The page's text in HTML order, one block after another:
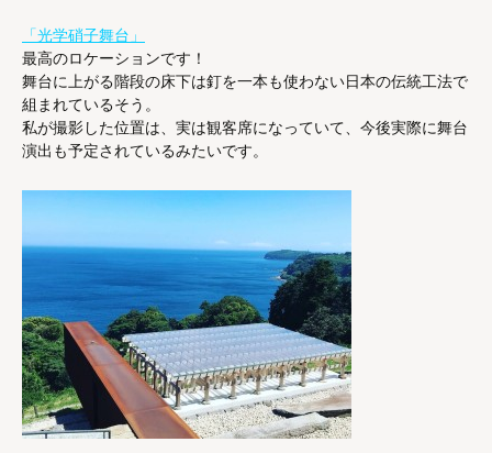
「光学硝子舞台」
最高のロケーションです！
舞台に上がる階段の床下は釘を一本も使わない日本の伝統工法で
組まれているそう。
私が撮影した位置は、実は観客席になっていて、今後実際に舞台
演出も予定されているみたいです。